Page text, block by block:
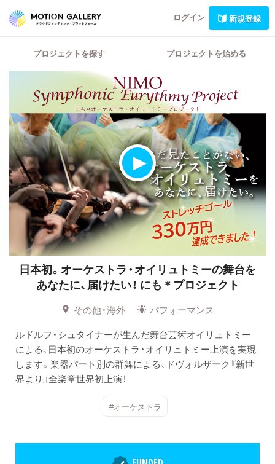
ログイン 新規登録
プロジェクトを探す プロジェクトを始める
日本初。オーケストラ・オイリュトミーの舞台を
あなたに、届けたい！ にも＊プロジェクト
その他・海外
パフォーマンス
ルドルフ・シュタイナーが生んだ舞台芸術オイリュトミー
による、日本初のオーケストラ・オイリュトミー上演を実現
します。楽器パート別の群舞による、ドヴォルザーク『新世
界より』全楽章世界初上演！
#オーケストラ